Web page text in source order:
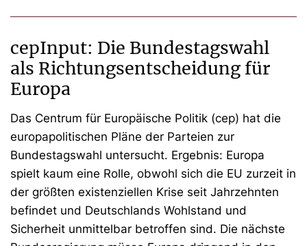
cepInput: Die Bundestagswahl
als Richtungsentscheidung für
Europa
Das Centrum für Europäische Politik (cep) hat die
europapolitischen Pläne der Parteien zur
Bundestagswahl untersucht. Ergebnis: Europa
spielt kaum eine Rolle, obwohl sich die EU zurzeit in
der größten existenziellen Krise seit Jahrzehnten
befindet und Deutschlands Wohlstand und
Sicherheit unmittelbar betroffen sind. Die nächste